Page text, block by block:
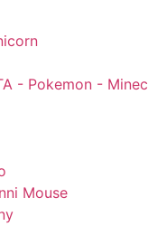
- Pokemon - Minec
Mouse